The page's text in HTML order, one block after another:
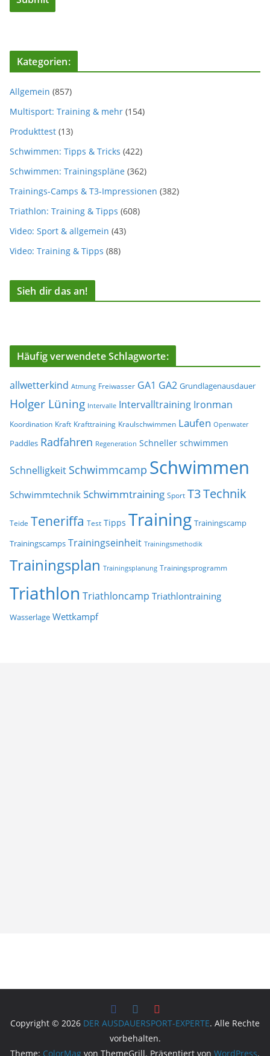
Kategorien:
Allgemein (857)
Multisport: Training & mehr (154)
Produkttest (13)
Schwimmen: Tipps & Tricks (422)
Schwimmen: Trainingspläne (362)
Trainings-Camps & T3-Impressionen (382)
Triathlon: Training & Tipps (608)
Video: Sport & allgemein (43)
Video: Training & Tipps (88)
Sieh dir das an!
Häufig verwendete Schlagworte:
allwetterkind Atmung Freiwasser GA1 GA2 Grundlagenausdauer
Holger Lüning Intervalle Intervalltraining Ironman
Koordination Kraft Krafttraining Kraulschwimmen Laufen Openwater
Paddles Radfahren Regeneration Schneller schwimmen
Schnelligkeit Schwimmcamp Schwimmen
Schwimmtechnik Schwimmtraining Sport T3Technik
Teide Teneriffa Test Tipps Training Trainingscamp
Trainingscamps Trainingseinheit Trainingsmethodik
Trainingsplan Trainingsplanung Trainingsprogramm
Triathlon Triathloncamp Triathlontraining
Wasserlage Wettkampf
Copyright © 2026 DER AUSDAUERSPORT-EXPERTE. Alle Rechte
vorbehalten.
Theme: ColorMag von ThemeGrill. Präsentiert von WordPress.